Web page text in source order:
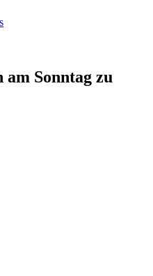
am Sonntag zu